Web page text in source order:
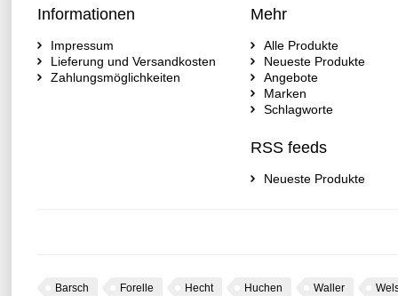
Informationen
Impressum
Lieferung und Versandkosten
Zahlungsmöglichkeiten
Mehr
Alle Produkte
Neueste Produkte
Angebote
Marken
Schlagworte
RSS feeds
Neueste Produkte
Barsch Forelle Hecht Huchen Waller